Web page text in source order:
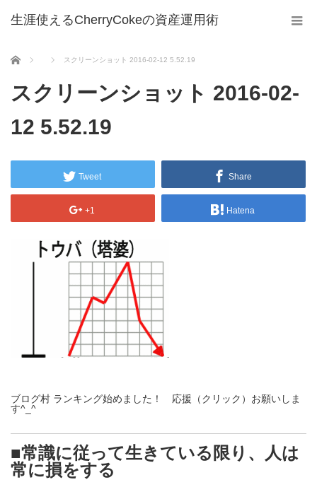
生涯使えるCherryCokeの資産運用術
ホーム スクリーンショット 2016-02-12 5.52.19
スクリーンショット 2016-02-
12 5.52.19
Tweet Share
+1 Hatena
ブログ村 ランキング始めました！ 応援（クリック）お願いしま
す^_^
■常識に従って生きている限り、人は
常に損をする